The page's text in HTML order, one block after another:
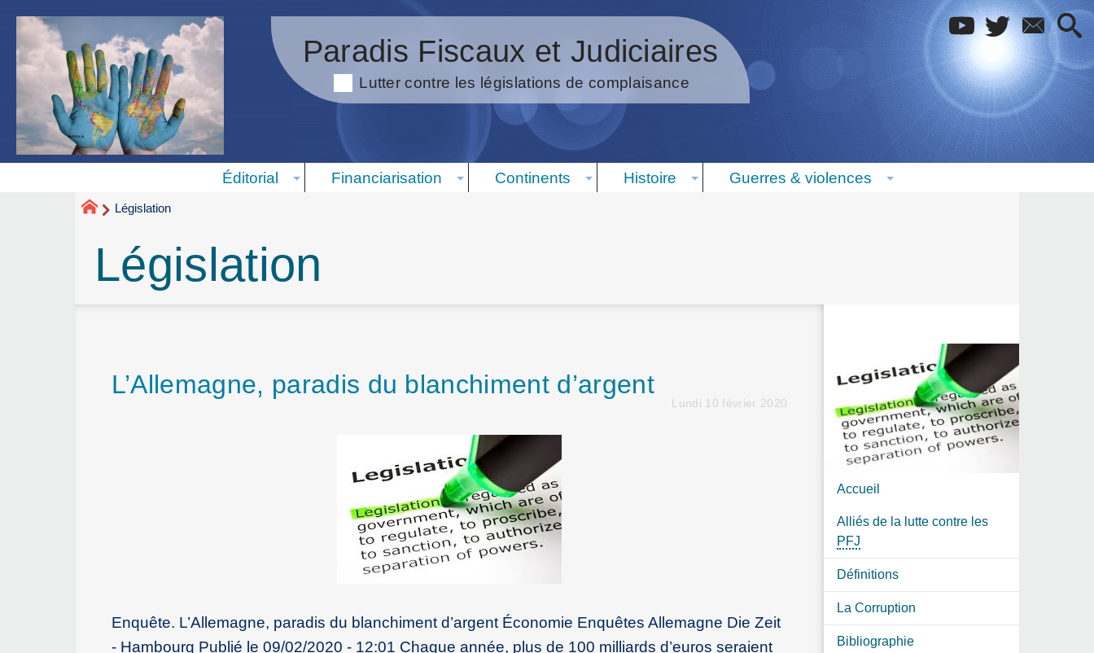
Paradis Fiscaux et Judiciaires
Lutter contre les législations de complaisance
Éditorial Financiarisation Continents Histoire Guerres & violences
Législation
Législation
L’Allemagne, paradis du blanchiment d’argent
Lundi 10 février 2020
Enquête. L’Allemagne, paradis du blanchiment d’argent Économie Enquêtes Allemagne Die Zeit
- Hambourg Publié le 09/02/2020 - 12:01 Chaque année, plus de 100 milliards d’euros seraient
Accueil
Alliés de la lutte contre les
PFJ
Définitions
La Corruption
Bibliographie